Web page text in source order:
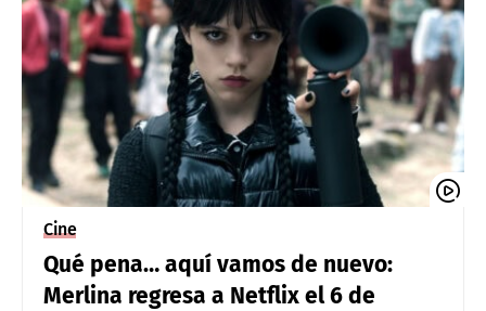
Cine
Qué pena… aquí vamos de nuevo:
Merlina regresa a Netflix el 6 de